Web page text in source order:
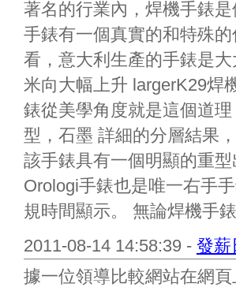
著名的行業內，焊機手錶
手錶有一個真實的和特殊
看，意大利生產的手錶是
米向大幅上升 largerK29焊
錶從美學角度就是這個道
型，石墨 詳細的分層結果
該手錶具有一個明顯的重
Orologi手錶也是唯一右手
規時間顯示。 無論焊機手
2011-08-14 14:58:39 - 發薪
據一位領導比較網站在網